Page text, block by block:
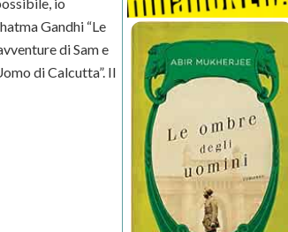
Gandhi “Le
di Sam e
di Calcutta”. Il